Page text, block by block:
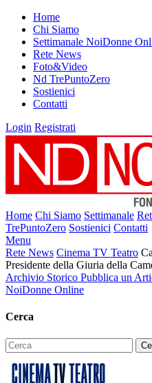
Home
Chi Siamo
Settimanale NoiDonne
Rete News
Foto&Video
Nd TrePuntoZero
Sostienici
Contatti
Login Registrati
Home Chi Siamo Settimanale
TrePuntoZero Sostienici Contatti
Menu
Rete News Cinema TV Teatro
Presidente della Giuria della
Archivio Storico Pubblica un
NoiDonne Online
Cerca